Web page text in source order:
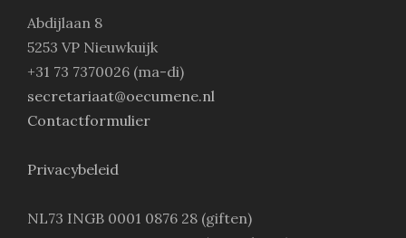
Abdijlaan 8
5253 VP Nieuwkuijk
+31 73 7370026 (ma-di)
secretariaat@oecumene.nl
Contactformulier
Privacybeleid
NL73 INGB 0001 0876 28 (giften)